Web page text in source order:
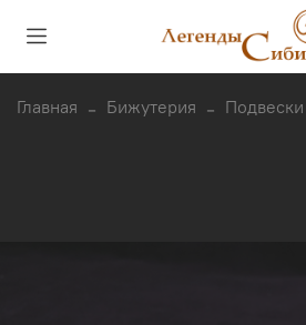
Главная Бижутерия Подвески